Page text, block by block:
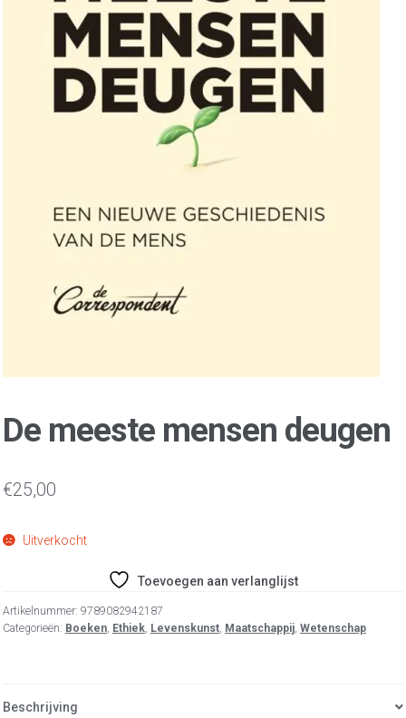
De meeste mensen deugen
€25,00
Uitverkocht
Toevoegen aan verlanglijst
Artikelnummer: 9789082942187
Categorieën: Boeken, Ethiek, Levenskunst, Maatschappij, Wetenschap
Beschrijving